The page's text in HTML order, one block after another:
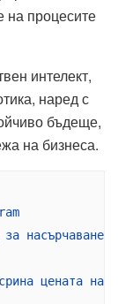
на процесите
интелект,
наред с
бъдеще,
на бизнеса.
насърчаване
цената на